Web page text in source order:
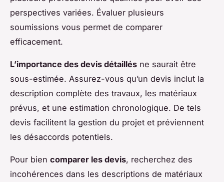
perspectives variées. Évaluer plusieurs
soumissions vous permet de comparer
efficacement.
L’importance des devis détaillés ne saurait être
sous-estimée. Assurez-vous qu’un devis inclut la
description complète des travaux, les matériaux
prévus, et une estimation chronologique. De tels
devis facilitent la gestion du projet et préviennent
les désaccords potentiels.
Pour bien comparer les devis, recherchez des
incohérences dans les descriptions de matériaux